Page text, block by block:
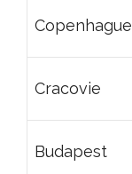
Copenhague
Cracovie
Budapest